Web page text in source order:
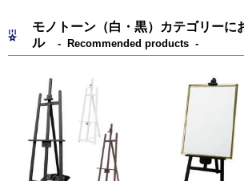
使用される案内サインもあります。
種類としては、屋外用でポピュラーなA
め、飲食店に多く使われている黒板や
ド、屋内用の
などがあり
間に活躍するLED・電飾看板や店舗のイ
せた
和風看板などがあり、幅広いライン
ています。
モノトーン（白・黒）カテゴリーに
ル
Recommended products